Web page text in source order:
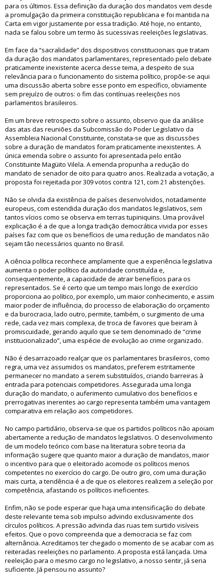
para os últimos. Essa definição da duração dos mandatos vem desde
a promulgação da primeira constituição republicana e foi mantida na
Carta em vigor justamente por essa tradição. Até hoje, no entanto,
nada se falou sobre um termo às sucessivas reeleições legislativas.
Em face da “sacralidade” dos dispositivos constitucionais que tratam
da duração dos mandatos parlamentares, representado pelo debate
praticamente inexistente acerca desse tema, a despeito de sua
relevância para o funcionamento do sistema político, propõe-se aqui
uma discussão aberta sobre esse ponto em específico, obviamente
sem prejuízo de outros: o fim das contínuas reeleições nos
parlamentos brasileiros.
Em um breve retrospecto sobre o assunto, observo que da análise
das atas das reuniões da Subcomissão do Poder Legislativo da
Assembleia Nacional Constituinte, constata-se que as discussões
sobre a duração de mandatos foram praticamente inexistentes. A
única emenda sobre o assunto foi apresentada pelo então
Constituinte Magüito Vilela. A emenda propunha a redução do
mandato de senador de oito para quatro anos. Realizada a votação, a
proposta foi rejeitada por 309 votos contra 121, com 21 abstenções.
Não se olvida da existência de países desenvolvidos, notadamente
europeus, com estendida duração dos mandatos legislativos, sem
tantos vícios como se observa em terras tupiniquins. Uma provável
explicação é a de que a longa tradição democrática vivida por esses
países faz com que os benefícios de uma redução de mandatos não
sejam tão necessários quanto no Brasil.
A ciência política reconhece amplamente que a experiência legislativa
aumenta o poder político da autoridade constituída e,
consequentemente, a capacidade de atrair benefícios para os
representados. Se é certo que um tempo mais longo de exercício
proporciona ao político, por exemplo, um maior conhecimento, e assim
maior poder de influência, do processo de elaboração do orçamento
e da burocracia, lado outro, permite, também, o surgimento de uma
rede, cada vez mais complexa, de troca de favores que beiram à
promiscuidade, gerando aquilo que se tem denominado de “crime
institucionalizado”, uma espécie de evolução ao crime organizado.
Não é desarrazoado realçar que os parlamentares brasileiros, como
regra, uma vez assumidos os mandatos, preferem estritamente
permanecer no mandato a serem substituídos, criando barreiras à
entrada para potenciais competidores. Assegurada uma longa
duração do mandato, o auferimento cumulativo dos benefícios e
prerrogativas inerentes ao cargo representa também uma vantagem
comparativa em relação aos competidores.
No campo partidário, observa-se que os partidos políticos não apoiam
abertamente a redução de mandatos legislativos. O desenvolvimento
de um modelo teórico com base na literatura sobre teoria da
informação sugere que quanto maior a duração de mandatos, maior
o incentivo para que o eleitorado acomode os políticos menos
competentes no exercício do cargo. De outro giro, com uma duração
mais curta, a tendência é a de que os eleitores realizem a seleção por
competência, afastando os políticos ineficientes.
Enfim, não se pode esperar que haja uma intensificação do debate
deste relevante tema sob impulso advindo exclusivamente dos
círculos políticos. A pressão advinda das ruas tem surtido visíveis
efeitos. Que o povo compreenda que a democracia se faz com
alternância. Acreditamos ter chegado o momento de se acabar com as
reiteradas reeleições no parlamento. A proposta está lançada. Uma
reeleição para o mesmo cargo no legislativo, a nosso sentir, já seria
suficiente. Já pensou no assunto?